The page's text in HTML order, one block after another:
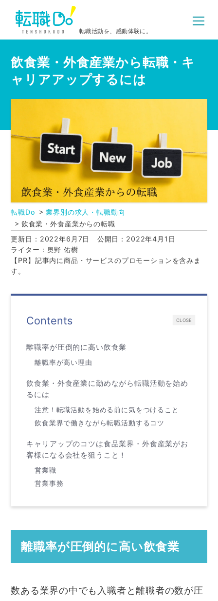
転職活動を、感動体験に。
飲食業・外食産業から転職・キ
ャリアアップするには
転職Do
業界別の求人・転職動向
飲食業・外食産業からの転職
更新日：2022年6月7日
公開日：2022年4月1日
ライター：奥野 佑樹
【PR】記事内に商品・サービスのプロモーションを含みま
す。
CLOSE
Contents
離職率が圧倒的に高い飲食業
離職率が高い理由
飲食業・外食産業に勤めながら転職活動を始め
るには
注意！転職活動を始める前に気をつけること
飲食業界で働きながら転職活動するコツ
キャリアップのコツは食品業界・外食産業がお
客様になる会社を狙うこと！
営業職
営業事務
離職率が圧倒的に高い飲食業
数ある業界の中でも入職者と離職者の数が圧